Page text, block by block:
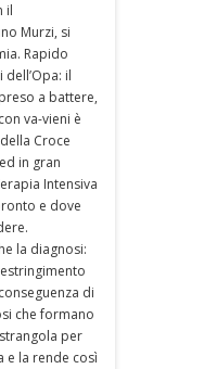
il
Murzi, si
Rapido
il
a battere,
va-vieni è
Croce
in gran
Intensiva
e dove
la diagnosi:
di
che formano
per
e la rende così